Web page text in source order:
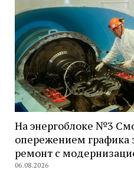
На энергоблоке №3
опережением
ремонт с
06.08.2026